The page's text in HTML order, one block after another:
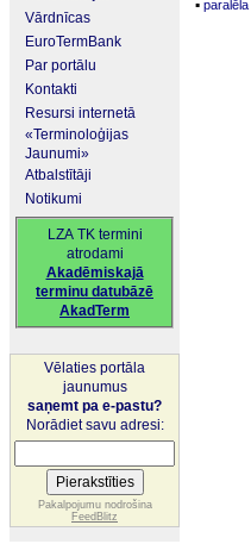
Vārdnīcas
EuroTermBank
Par portālu
Kontakti
Resursi internetā
«Terminoloģijas
Jaunumi»
Atbalstītāji
Notikumi
LZA TK termini
atrodami
Akadēmiskajā
terminu datubāzē
AkadTerm
Vēlaties portāla
jaunumus
saņemt pa e-pastu?
Norādiet savu adresi:
Pakalpojumu nodrošina
FeedBlitz
paralēla